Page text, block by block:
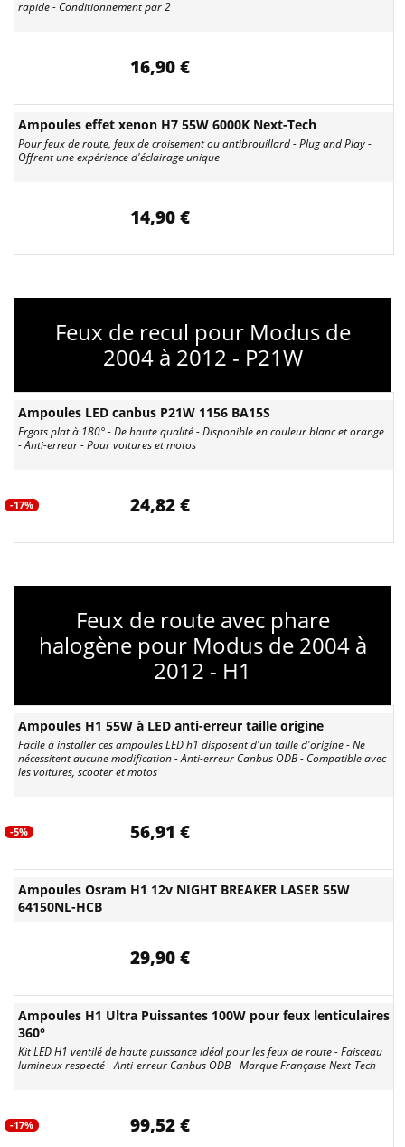
rapide - Conditionnement par 2
16,90 €
Ampoules effet xenon H7 55W 6000K Next-Tech
Pour feux de route, feux de croisement ou antibrouillard - Plug and Play -
Offrent une expérience d'éclairage unique
14,90 €
Feux de recul pour Modus de
2004 à 2012 - P21W
Ampoules LED canbus P21W 1156 BA15S
Ergots plat à 180° - De haute qualité - Disponible en couleur blanc et orange
- Anti-erreur - Pour voitures et motos
-17% 24,82 €
Feux de route avec phare
halogène pour Modus de 2004 à
2012 - H1
Ampoules H1 55W à LED anti-erreur taille origine
Facile à installer ces ampoules LED h1 disposent d'un taille d'origine - Ne
nécessitent aucune modification - Anti-erreur Canbus ODB - Compatible avec
les voitures, scooter et motos
-5% 56,91 €
Ampoules Osram H1 12v NIGHT BREAKER LASER 55W
64150NL-HCB
29,90 €
Ampoules H1 Ultra Puissantes 100W pour feux lenticulaires
360°
Kit LED H1 ventilé de haute puissance idéal pour les feux de route - Faisceau
lumineux respecté - Anti-erreur Canbus ODB - Marque Française Next-Tech
-17% 99,52 €